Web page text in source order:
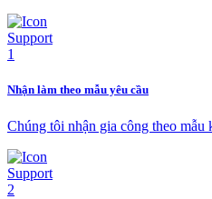
Nhận làm theo mẫu yêu cầu
Chúng tôi nhận gia công theo mẫu